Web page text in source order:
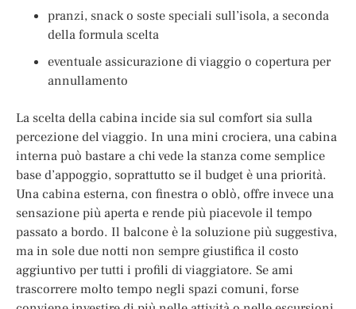
pranzi, snack o soste speciali sull’isola, a seconda
della formula scelta
eventuale assicurazione di viaggio o copertura per
annullamento
La scelta della cabina incide sia sul comfort sia sulla
percezione del viaggio. In una mini crociera, una cabina
interna può bastare a chi vede la stanza come semplice
base d’appoggio, soprattutto se il budget è una priorità.
Una cabina esterna, con finestra o oblò, offre invece una
sensazione più aperta e rende più piacevole il tempo
passato a bordo. Il balcone è la soluzione più suggestiva,
ma in sole due notti non sempre giustifica il costo
aggiuntivo per tutti i profili di viaggiatore. Se ami
trascorrere molto tempo negli spazi comuni, forse